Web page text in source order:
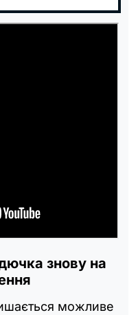
знову на
можливе